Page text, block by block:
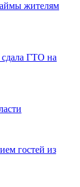
жителям
ГТО на
гостей из